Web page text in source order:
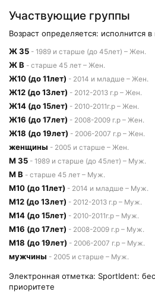
Участвующие группы
Возраст определяется: исполнится
Ж 35 - 1989 и старше (до 45лет) – Жен.
Ж В - старше 45 лет – Жен.
Ж10 (до 11лет) - 2014 и младше – Жен.
Ж12 (до 13лет) - 2012-2013 г.р – Жен.
Ж14 (до 15лет) - 2010-2011г.р – Жен.
Ж16 (до 17лет) - 2008-2009 г.р – Жен.
Ж18 (до 19лет) - 2006-2007 г.р – Жен.
женщины - 2005 и старше – Жен.
М 35 - 1989 и старше (до 45лет) – Муж.
М В - старше 45 лет – Муж.
М10 (до 11лет) - 2014 и младше – Муж.
М12 (до 13лет) - 2012-2013 г.р – Муж.
М14 (до 15лет) - 2010-2011г.р – Муж.
М16 (до 17лет) - 2008-2009 г.р – Муж.
М18 (до 19лет) - 2006-2007 г.р – Муж.
мужчины - 2005 и старше – Муж.
Электронная отметка: SportIdent:
приоритете